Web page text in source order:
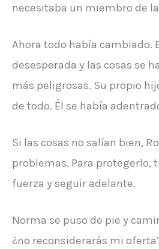
necesitaba un miembro de
Ahora todo había cambiado.
desesperada y las cosas se
más peligrosas. Su propio
de todo. Él se había
Si las cosas no salían bien,
problemas. Para protegerlo,
fuerza y ​​seguir adelante.
Norma se puso de pie y
¿no reconsiderarás mi